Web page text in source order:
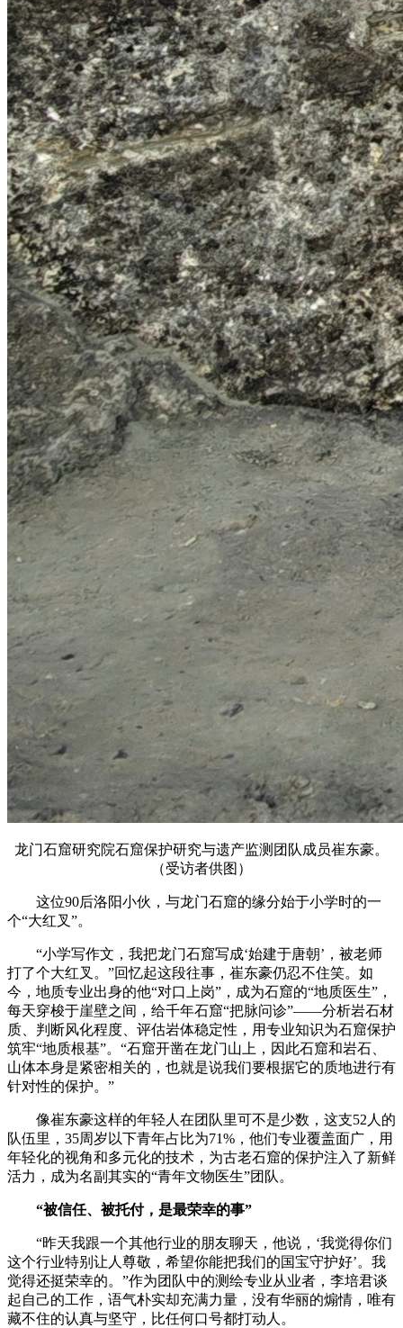
龙门石窟研究院石窟保护研究与遗产监测团队成员崔东豪。
（受访者供图）
这位90后洛阳小伙，与龙门石窟的缘分始于小学时的一
个“大红叉”。
“小学写作文，我把龙门石窟写成‘始建于唐朝’，被老师
打了个大红叉。”回忆起这段往事，崔东豪仍忍不住笑。如
今，地质专业出身的他“对口上岗”，成为石窟的“地质医生”，
每天穿梭于崖壁之间，给千年石窟“把脉问诊”——分析岩石材
质、判断风化程度、评估岩体稳定性，用专业知识为石窟保护
筑牢“地质根基”。“石窟开凿在龙门山上，因此石窟和岩石、
山体本身是紧密相关的，也就是说我们要根据它的质地进行有
针对性的保护。”
像崔东豪这样的年轻人在团队里可不是少数，这支52人的
队伍里，35周岁以下青年占比为71%，他们专业覆盖面广，用
年轻化的视角和多元化的技术，为古老石窟的保护注入了新鲜
活力，成为名副其实的“青年文物医生”团队。
“被信任、被托付， 是最荣幸的事”
“昨天我跟一个其他行业的朋友聊天，他说，‘我觉得你们
这个行业特别让人尊敬，希望你能把我们的国宝守护好’。我
觉得还挺荣幸的。”作为团队中的测绘专业从业者，李培君谈
起自己的工作，语气朴实却充满力量，没有华丽的煽情，唯有
藏不住的认真与坚守，比任何口号都打动人。